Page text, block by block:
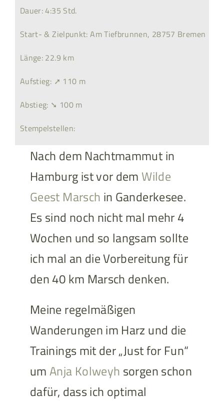
Dauer: 4:35 Std.
Start- & Zielpunkt: Am Tiefbrunnen, 28757 Bremen
Länge: 22.9 km
Aufstieg: ➚ 110 m
Abstieg: ➘ 100 m
Stempelstellen:
Nach dem Nachtmammut in
Hamburg ist vor dem Wilde
Geest Marsch in Ganderkesee.
Es sind noch nicht mal mehr 4
Wochen und so langsam sollte
ich mal an die Vorbereitung für
den 40 km Marsch denken.
Meine regelmäßigen
Wanderungen im Harz und die
Trainings mit der „Just for Fun“
umAnja Kolweyh sorgen schon
dafür, dass ich optimal